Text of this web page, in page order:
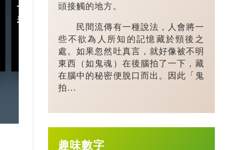
十五五規劃｜五年規劃 藏
着甚麼中國「治」慧？
2026-03-18
鎮：一粒珍
億璀璨王國？
頭接觸的地方。
民間流傳有一種說法，人會將一
些不欲為人所知的記憶藏於頸後之
處。如果忽然吐真言，就好像被不明
東西（如鬼魂）在後腦拍了一下，藏
在腦中的秘密便脫口而出。因此「鬼
拍...
趣味數字